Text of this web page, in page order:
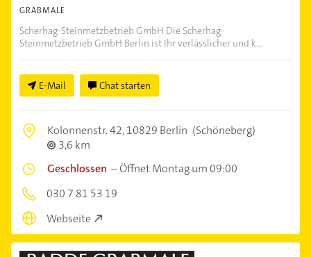
GRABMALE
Scherhag-Steinmetzbetrieb GmbH Die Scherhag-
Steinmetzbetrieb GmbH Berlin ist Ihr verlässlicher und k...
E-Mail Chat starten
Kolonnenstr. 42,10829 Berlin (Schöneberg)
3,6 km
Geschlossen –Öffnet Montag um 09:00
030 7 81 53 19
Webseite